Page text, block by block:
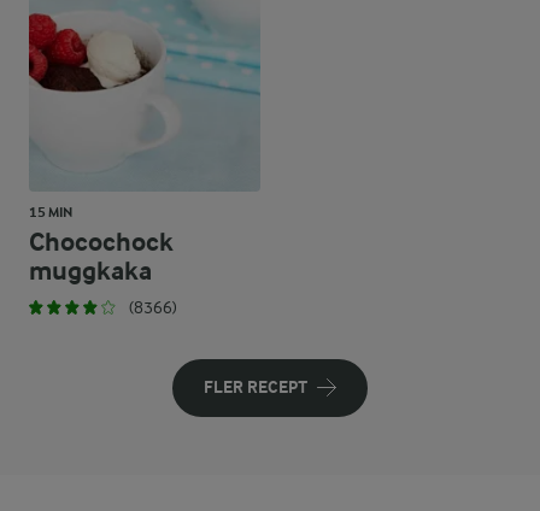
15 MIN
Chocochock
muggkaka
(8366)
FLER RECEPT